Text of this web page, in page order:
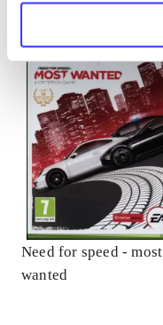
Need for speed - most
wanted